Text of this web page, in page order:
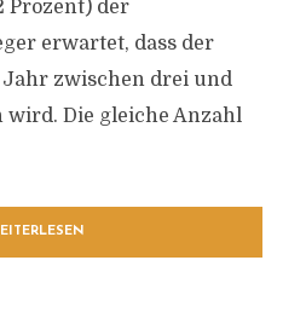
Prozent) der
erwartet, dass der
Jahr zwischen drei und
wird. Die gleiche Anzahl